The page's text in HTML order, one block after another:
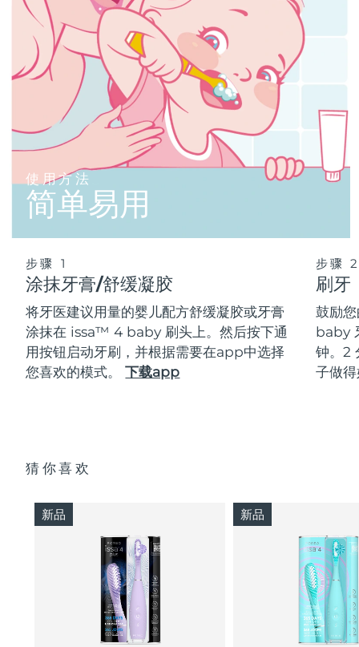
使用方法
简单易用
步骤 1
涂抹牙膏/舒缓凝胶
将牙医建议用量的婴儿配方舒缓凝胶或牙膏
涂抹在 issa™ 4 baby 刷头上。然后按下通
用按钮启动牙刷，并根据需要在app中选择
您喜欢的模式。下载app
步骤
刷牙
鼓励
baby
钟。2
子做
猜你喜欢
新品 新品